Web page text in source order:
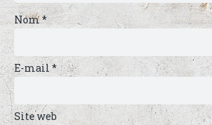
Nom*
E-mail*
Site web